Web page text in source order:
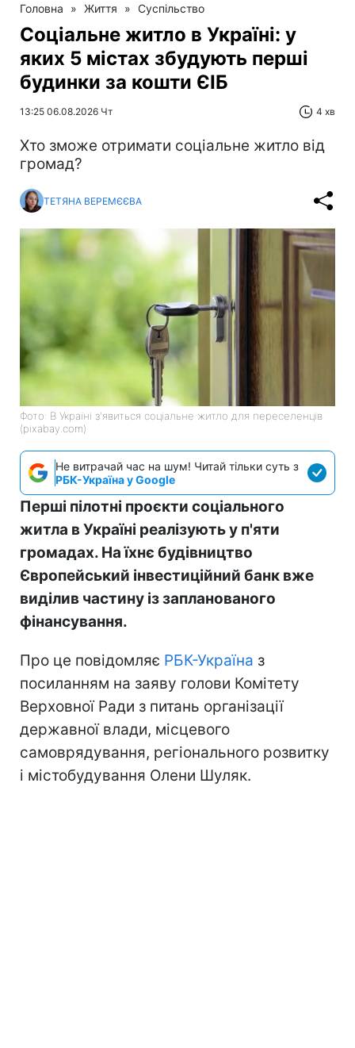
Головна » Життя » Суспільство
Соціальне житло в Україні: у
яких 5 містах збудують перші
будинки за кошти ЄІБ
13:25 06.08.2026 Чт 4 хв
Хто зможе отримати соціальне житло від
громад?
ТЕТЯНА ВЕРЕМЄЄВА
Фото: В Україні з'явиться соціальне житло для переселенців
(pixabay.com)
Не витрачай час на шум! Читай тільки суть з
РБК-Україна у Google
Перші пілотні проєкти соціального
житла в Україні реалізують у п'яти
громадах. На їхнє будівництво
Європейський інвестиційний банк вже
виділив частину із запланованого
фінансування.
Про це повідомляє РБК-Україна з
посиланням на заяву голови Комітету
Верховної Ради з питань організації
державної влади, місцевого
самоврядування, регіонального розвитку
і містобудування Олени Шуляк.